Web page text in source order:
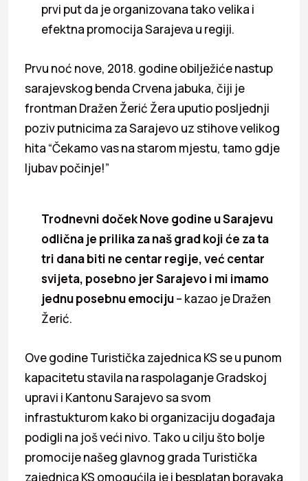
prvi put da je organizovana tako velika i
efektna promocija Sarajeva u regiji.
Prvu noć nove, 2018. godine obilježiće nastup
sarajevskog benda Crvena jabuka, čiji je
frontman Dražen Žerić Žera uputio posljednji
poziv putnicima za Sarajevo uz stihove velikog
hita “Čekamo vas na starom mjestu, tamo gdje
ljubav počinje!”
Trodnevni doček Nove godine u Sarajevu
odlična je prilika za naš grad koji će za ta
tri dana biti ne centar regije, već centar
svijeta, posebno jer Sarajevo i mi imamo
jednu posebnu emociju– kazao je Dražen
Žerić.
Ove godine Turistička zajednica KS se u punom
kapacitetu stavila na raspolaganje Gradskoj
upravi i Kantonu Sarajevo sa svom
infrastukturom kako bi organizaciju događaja
podigli na još veći nivo. Tako u cilju što bolje
promocije našeg glavnog grada Turistička
zajednica KS omogućila je i besplatan boravaka